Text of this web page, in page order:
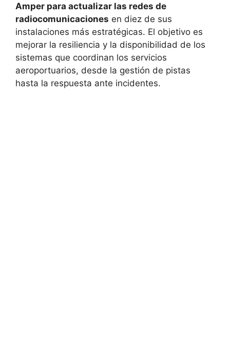
Amper para actualizar las redes de
radiocomunicaciones en diez de sus
instalaciones más estratégicas. El objetivo es
mejorar la resiliencia y la disponibilidad de los
sistemas que coordinan los servicios
aeroportuarios, desde la gestión de pistas
hasta la respuesta ante incidentes.